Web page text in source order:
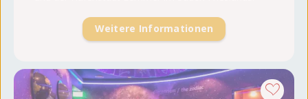
Weitere Informationen